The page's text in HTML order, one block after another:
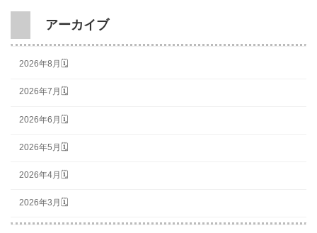
アーカイブ
2026年8月🗓
2026年7月🗓
2026年6月🗓
2026年5月🗓
2026年4月🗓
2026年3月🗓